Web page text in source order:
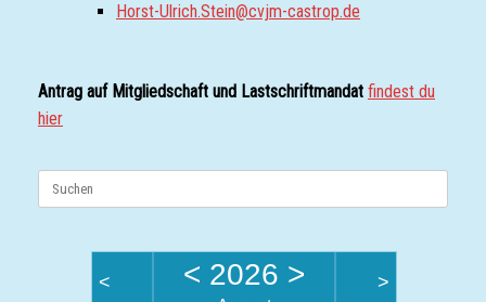
Horst-Ulrich.Stein@cvjm-castrop.de
Antrag auf Mitgliedschaft und Lastschriftmandat findest du
hier
Suchen
< < 2026 > >